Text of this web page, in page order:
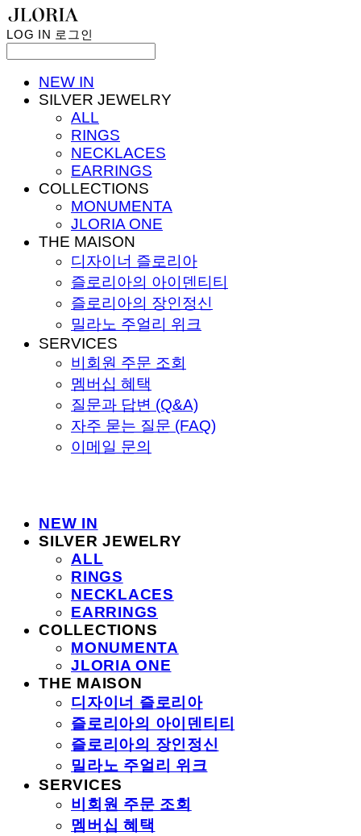
LOG IN 로그인
NEW IN
SILVER JEWELRY
ALL
RINGS
NECKLACES
EARRINGS
COLLECTIONS
MONUMENTA
JLORIA ONE
THE MAISON
디자이너 즐로리아
즐로리아의 아이덴티티
즐로리아의 장인정신
밀라노 주얼리 위크
SERVICES
비회원 주문 조회
멤버십 혜택
질문과 답변 (Q&A)
자주 묻는 질문 (FAQ)
이메일 문의
NEW IN
SILVER JEWELRY
ALL
RINGS
NECKLACES
EARRINGS
COLLECTIONS
MONUMENTA
JLORIA ONE
THE MAISON
디자이너 즐로리아
즐로리아의 아이덴티티
즐로리아의 장인정신
밀라노 주얼리 위크
SERVICES
비회원 주문 조회
멤버십 혜택